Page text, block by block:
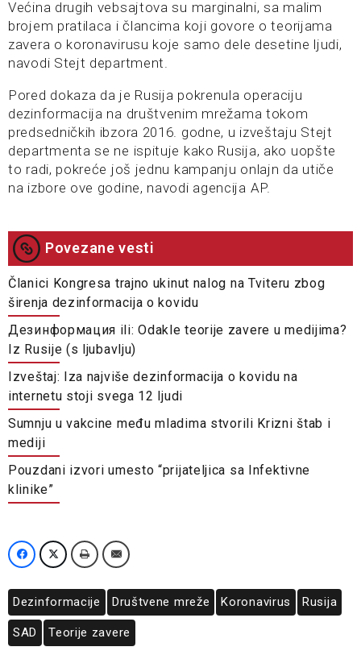
Većina drugih vebsajtova su marginalni, sa malim
brojem pratilaca i člancima koji govore o teorijama
zavera o koronavirusu koje samo dele desetine ljudi,
navodi Stejt department.
Pored dokaza da je Rusija pokrenula operaciju
dezinformacija na društvenim mrežama tokom
predsedničkih ibzora 2016. godne, u izveštaju Stejt
departmenta se ne ispituje kako Rusija, ako uopšte
to radi, pokreće još jednu kampanju onlajn da utiče
na izbore ove godine, navodi agencija AP.
Povezane vesti
Članici Kongresa trajno ukinut nalog na Tviteru zbog
širenja dezinformacija o kovidu
Дезинформация ili: Odakle teorije zavere u medijima?
Iz Rusije (s ljubavlju)
Izveštaj: Iza najviše dezinformacija o kovidu na
internetu stoji svega 12 ljudi
Sumnju u vakcine među mladima stvorili Krizni štab i
mediji
Pouzdani izvori umesto “prijateljica sa Infektivne
klinike”
Dezinformacije Društvene mreže Koronavirus Rusija
SAD Teorije zavere